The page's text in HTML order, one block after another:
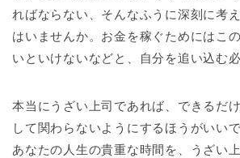
ればならない、そんなふうに深刻に考
はいませんか。お金を稼ぐためにはこ
いといけないなどと、自分を追い込む
本当にうざい上司であれば、できるだ
して関わらないようにするほうがいい
あなたの人生の貴重な時間を、うざい